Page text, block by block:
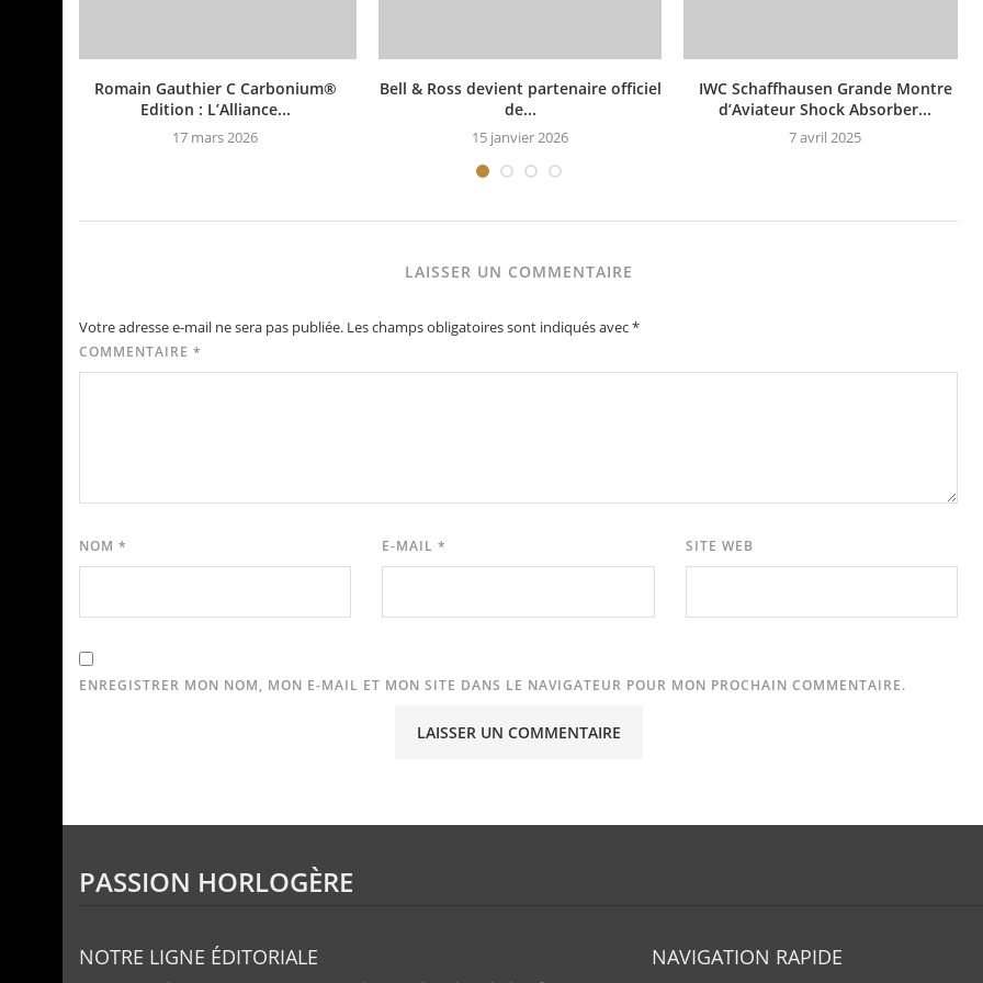
Romain Gauthier C Carbonium®
Edition : L’Alliance...
17 mars 2026
Bell & Ross devient partenaire officiel
de...
15 janvier 2026
IWC Schaffhausen Grande Montre
d’Aviateur Shock Absorber...
7 avril 2025
LAISSER UN COMMENTAIRE
Votre adresse e-mail ne sera pas publiée. Les champs obligatoires sont indiqués avec*
COMMENTAIRE *
NOM * E-MAIL* SITE WEB
ENREGISTRER MON NOM, MON E-MAIL ET MON SITE DANS LE NAVIGATEUR POUR MON PROCHAIN COMMENTAIRE.
PASSION HORLOGÈRE
NOTRE LIGNE ÉDITORIALE NAVIGATION RAPIDE